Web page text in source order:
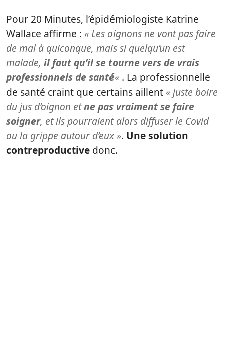
Pour 20 Minutes, l’épidémiologiste Katrine
Wallace affirme : « Les oignons ne vont pas faire
de mal à quiconque, mais si quelqu’un est
malade, il faut qu’il se tourne vers de vrais
professionnels de santé« . La professionnelle
de santé craint que certains aillent « juste boire
du jus d’oignon etne pas vraiment se faire
soigner, et ils pourraient alors diffuser le Covid
ou la grippe autour d’eux ». Une solution
contreproductive donc.